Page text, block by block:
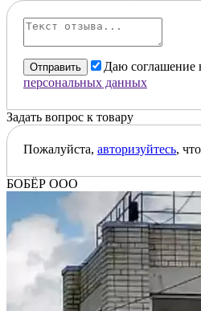
Отправить
Даю соглашение
персональных данных
Задать вопрос к товару
Пожалуйста, авторизуйтесь,
БОБЁР ООО